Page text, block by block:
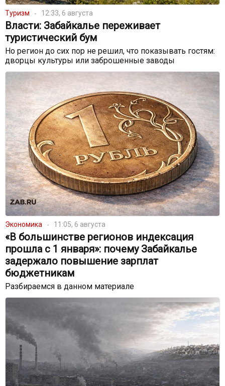
Туризм 12:33, 6 августа
Власти: Забайкалье переживает
туристический бум
Но регион до сих пор не решил, что показывать гостям:
дворцы культуры или заброшенные заводы
Экономика 11:05, 6 августа
«В большинстве регионов индексация
прошла с 1 января»: почему Забайкалье
задержало повышение зарплат
бюджетникам
Разбираемся в данном материале